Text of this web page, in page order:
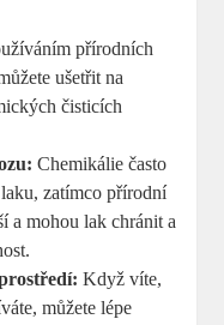
přírodních
ušetřit na
čisticích
Chemikálie často
zatímco přírodní
a mohou lak chránit a
Když víte,
můžete lépe